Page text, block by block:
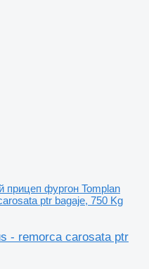
прицеп фургон Tomplan
ptr bagaje, 750 Kg
- remorca carosata ptr